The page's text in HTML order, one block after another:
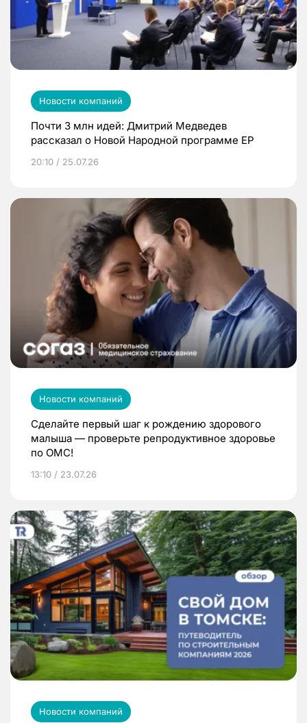
Новости компаний
Почти 3 млн идей: Дмитрий Медведев
рассказал о Новой Народной программе ЕР
20:10 / 25.07.26
Новости компаний
Сделайте первый шаг к рождению здорового
малыша — проверьте репродуктивное здоровье
по ОМС!
13:10 / 23.07.26
Новости компаний